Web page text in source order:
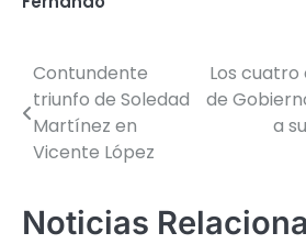
Navegación
de
entradas
Contundente
triunfo de Soledad
Martínez en
Vicente López
Los
de
a
Noticias